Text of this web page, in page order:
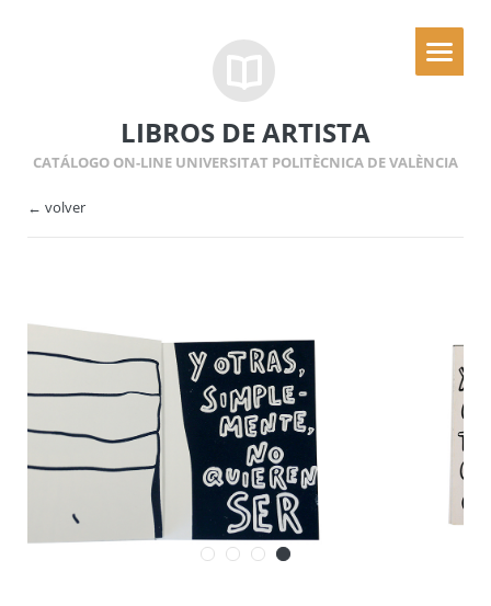
LIBROS DE ARTISTA
CATÁLOGO ON-LINE UNIVERSITAT POLITÈCNICA DE VALÈNCIA
← volver